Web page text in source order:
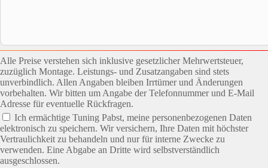
Alle Preise verstehen sich inklusive gesetzlicher Mehrwertsteuer,
zuzüglich Montage. Leistungs- und Zusatzangaben sind stets
unverbindlich. Allen Angaben bleiben Irrtümer und Änderungen
vorbehalten. Wir bitten um Angabe der Telefonnummer und E-Mail
Adresse für eventuelle Rückfragen.
Ich ermächtige Tuning Pabst, meine personenbezogenen Daten
elektronisch zu speichern. Wir versichern, Ihre Daten mit höchster
Vertraulichkeit zu behandeln und nur für interne Zwecke zu
verwenden. Eine Abgabe an Dritte wird selbstverständlich
ausgeschlossen.